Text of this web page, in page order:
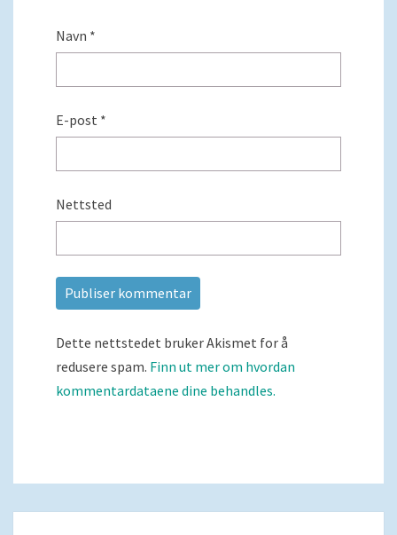
Navn *
E-post *
Nettsted
Dette nettstedet bruker Akismet for å
redusere spam. Finn ut mer om hvordan
kommentardataene dine behandles.